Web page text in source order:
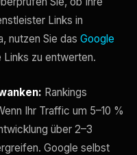
Links in
nutzen Sie das Google
Links zu entwerten.
Rankings
Ihr Traffic um 5–10 %
über 2–3
Google selbst